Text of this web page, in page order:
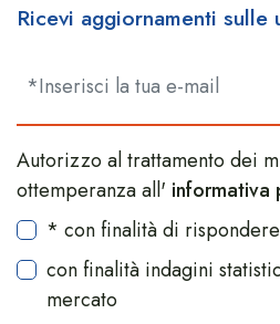
Ricevi aggiornamenti sulle
Autorizzo al trattamento dei
ottemperanza all' informativa
* con finalità di
con finalità indagini
mercato